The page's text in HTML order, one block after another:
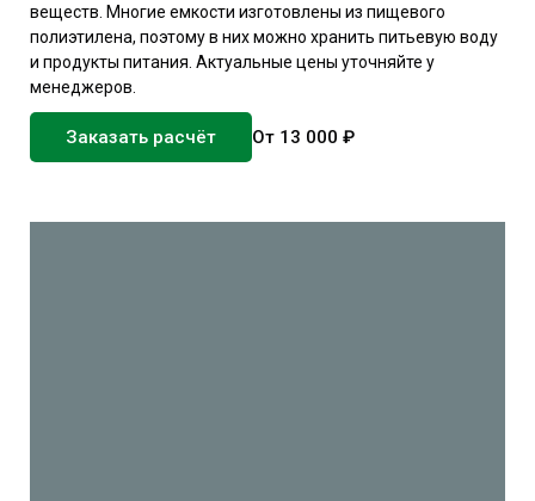
веществ. Многие емкости изготовлены из пищевого
полиэтилена, поэтому в них можно хранить питьевую воду
и продукты питания. Актуальные цены уточняйте у
менеджеров.
Заказать расчёт От 13 000 ₽